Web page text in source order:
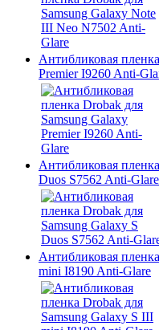
Антибликовая
Premier I9260 Anti-
Антибликовая
Duos S7562 Anti-Glare
Антибликовая
mini I8190 Anti-Glare